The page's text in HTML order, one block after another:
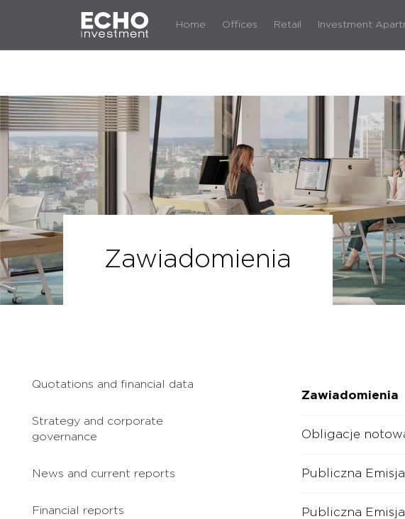
Home Offices Retail Investment
Zawiadomienia
Quotations and financial data
Strategy and corporate
governance
News and current reports
Financial reports
Zawiadomienia
Obligacje
Publiczna
Publiczna